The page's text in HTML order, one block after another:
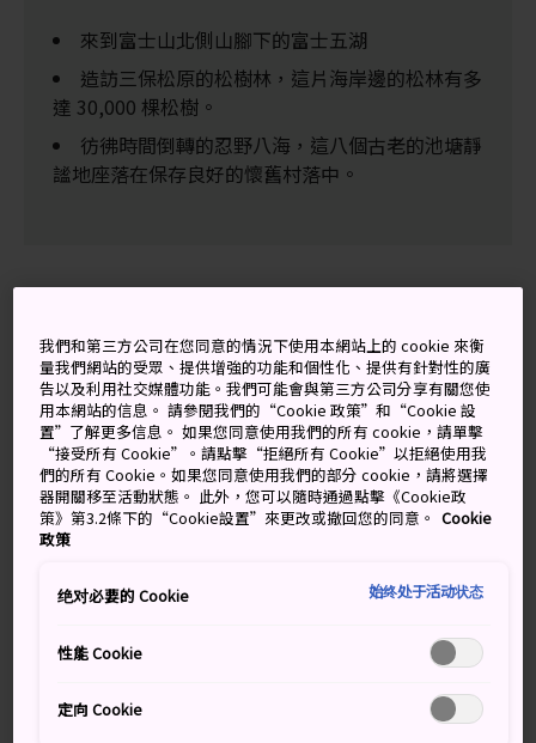
來到富士山北側山腳下的富士五湖
造訪三保松原的松樹林，這片海岸邊的松林有多
達 30,000 棵松樹。
彷彿時間倒轉的忍野八海，這八個古老的池塘靜
謐地座落在保存良好的懷舊村落中。
25 個散布在富士山周圍的景點
我們和第三方公司在您同意的情況下使用本網站上的 cookie 來衡
量我們網站的受眾、提供增強的功能和個性化、提供有針對性的廣
告以及利用社交媒體功能。我們可能會與第三方公司分享有關您使
用本網站的信息。 請參閱我們的“Cookie 政策”和“Cookie 設
置”了解更多信息。 如果您同意使用我們的所有 cookie，請單擊
“接受所有 Cookie”。請點擊“拒絕所有 Cookie”以拒絕使用我
們的所有 Cookie。如果您同意使用我們的部分 cookie，請將選擇
器開關移至活動狀態。 此外，您可以隨時通過點擊《Cookie政
策》第3.2條下的“Cookie設置”來更改或撤回您的同意。 Cookie
政策
绝对必要的 Cookie 始终处于活动状态
性能 Cookie
定向 Cookie